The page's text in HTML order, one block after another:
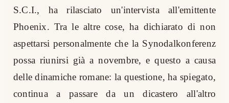
S.C.I., ha rilasciato un'intervista all'emittente
Phoenix. Tra le altre cose, ha dichiarato di non
aspettarsi personalmente che la Synodalkonferenz
possa riunirsi già a novembre, e questo a causa
delle dinamiche romane: la questione, ha spiegato,
continua a passare da un dicastero all'altro